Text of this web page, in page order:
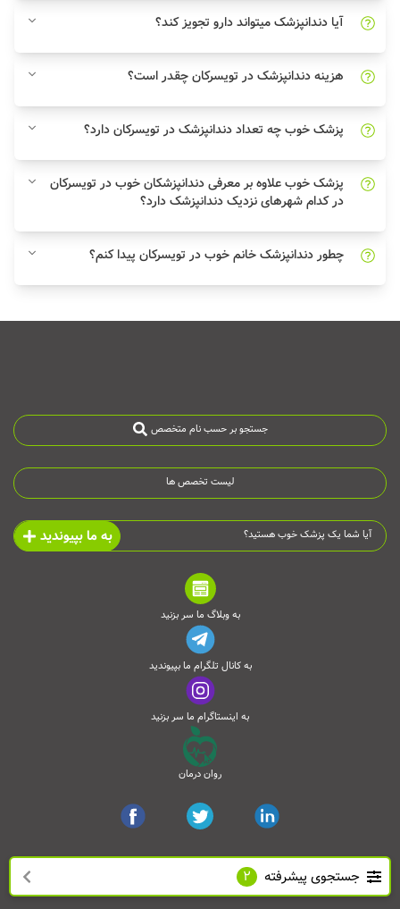
جستجوی پیشرفته 2
آیا دندانپزشک میتواند دارو تجویز کند؟
هزینه دندانپزشک در تویسرکان چقدر است؟
پزشک خوب چه تعداد دندانپزشک در تویسرکان دارد؟
پزشک خوب علاوه بر معرفی دندانپزشکان خوب در تویسرکان
در کدام شهرهای نزدیک دندانپزشک دارد؟
چطور دندانپزشک خانم خوب در تویسرکان پیدا کنم؟
جستجو بر حسب نام متخصص
لیست تخصص ها
آیا شما یک پزشک خوب هستید؟ به ما بپیوندید
به وبلاگ ما سر بزنید
به کانال تلگرام ما بپیوندید
به اینستاگرام ما سر بزنید
روان درمان
تمامی حقوق این وب‌سایت محفوظ است و انتشار مطالب آن با ذکر منبع بلامانع می‌باشد